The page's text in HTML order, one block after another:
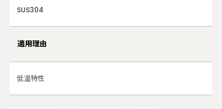
SUS304
適用理由
低温特性